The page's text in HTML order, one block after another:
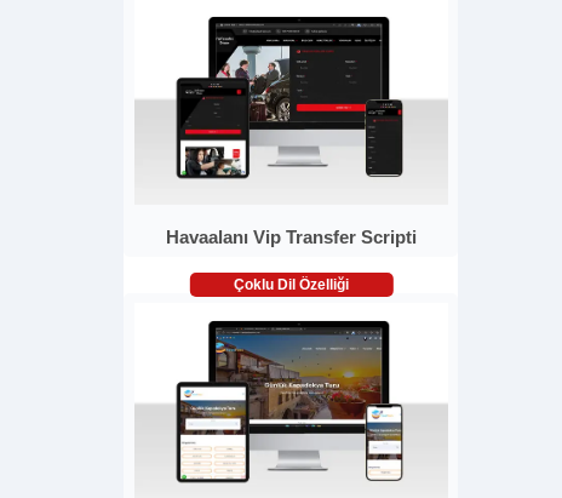
Havaalanı Vip Transfer Scripti
Çoklu Dil Özelliği